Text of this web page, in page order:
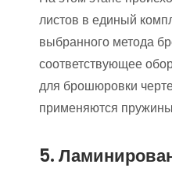
листов в единый
выбранного метода
соответствующее
для брошюровки
применяются
5.